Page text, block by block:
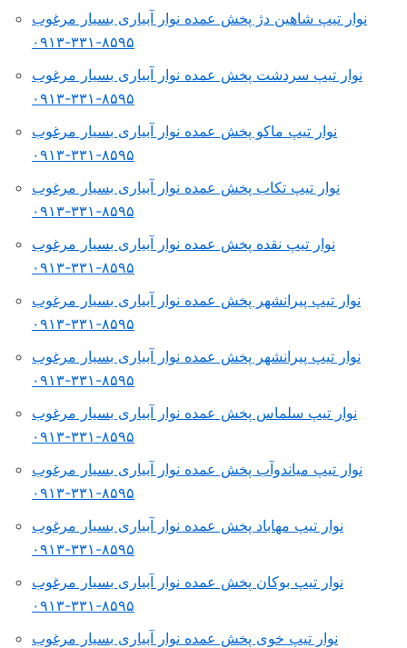
نوار تیپ شاهین‌ دژ پخش عمده نوار آبیاری بسیار مرغوب
۸۵۹۵-۳۳۱-۰۹۱۳
نوار تیپ سردشت پخش عمده نوار آبیاری بسیار مرغوب
۸۵۹۵-۳۳۱-۰۹۱۳
نوار تیپ ماکو پخش عمده نوار آبیاری بسیار مرغوب
۸۵۹۵-۳۳۱-۰۹۱۳
نوار تیپ تکاب پخش عمده نوار آبیاری بسیار مرغوب
۸۵۹۵-۳۳۱-۰۹۱۳
نوار تیپ نقده پخش عمده نوار آبیاری بسیار مرغوب
۸۵۹۵-۳۳۱-۰۹۱۳
نوار تیپ پیرانشهر پخش عمده نوار آبیاری بسیار مرغوب
۸۵۹۵-۳۳۱-۰۹۱۳
نوار تیپ پیرانشهر پخش عمده نوار آبیاری بسیار مرغوب
۸۵۹۵-۳۳۱-۰۹۱۳
نوار تیپ سلماس پخش عمده نوار آبیاری بسیار مرغوب
۸۵۹۵-۳۳۱-۰۹۱۳
نوار تیپ میاندوآب پخش عمده نوار آبیاری بسیار مرغوب
۸۵۹۵-۳۳۱-۰۹۱۳
نوار تیپ مهاباد پخش عمده نوار آبیاری بسیار مرغوب
۸۵۹۵-۳۳۱-۰۹۱۳
نوار تیپ بوکان پخش عمده نوار آبیاری بسیار مرغوب
۸۵۹۵-۳۳۱-۰۹۱۳
نوار تیپ خوی پخش عمده نوار آبیاری بسیار مرغوب